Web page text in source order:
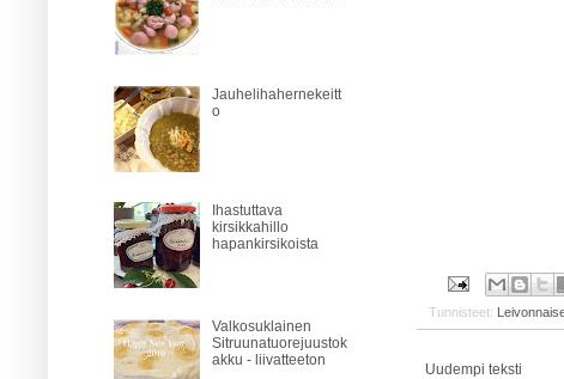
Tunnisteet:
Uudempi teksti
Jauhelihahernekeitt
o
Ihastuttava
kirsikkahillo
hapankirsikoista
Valkosuklainen
Sitruunatuorejuustok
akku - liivatteeton